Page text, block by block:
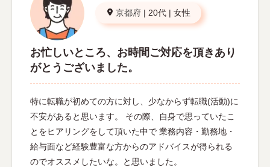
京都府 | 20代 | 女性
お忙しいところ、お時間ご対応を頂きあり
がとうございました。
特に転職が初めての方に対し、少なからず転職(活動)に
不安があると思います。 その際、自身で思っていたこ
とをヒアリングをして頂いた中で 業務内容・勤務地・
給与面など経験豊富な方からのアドバイスが得られる
のでオススメしたいな。と思いました。